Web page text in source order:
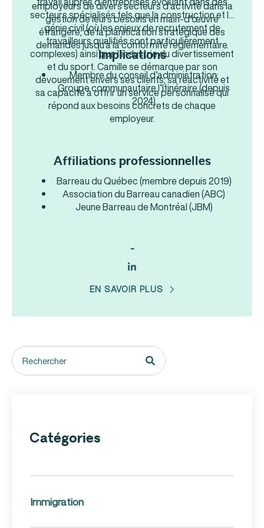
employeurs de divers secteurs d’activité dans la
gestion de leurs besoins en main-d’œuvre
étrangère; de la planification stratégique des
demandes jusqu’à la conformité réglementaire.
secteurs spécialisés tels que la construction et le
génie civil (où les enjeux de recrutement de
travailleurs qualifiés sont particulièrement
complexes) ainsi que l’industrie du divertissement
et du sport. Camille se démarque par son
dévouement envers ses clients; sa réactivité et
sa capacité à offrir un service personnalisé qui
répond aux besoins concrets de chaque
employeur.
Implications
Membre du conseil d’administration;
Groupe communautaire l’Itinéraire (depuis
2024)
Affiliations professionnelles
Barreau du Québec (membre depuis 2019)
Association du Barreau canadien (ABC)
Jeune Barreau de Montréal (JBM)
-
EN SAVOIR PLUS
Catégories
Immigration